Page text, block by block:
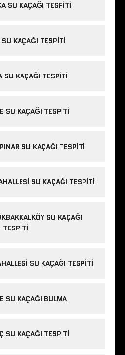
SU KAÇAĞI TESPITI
SU KAÇAĞI TESPITI
SU KAÇAĞI TESPITI
SU KAÇAĞI TESPITI
SU KAÇAĞI TESPITI
SU KAÇAĞI TESPITI
SU KAÇAĞI
TESPITI
SU KAÇAĞI TESPITI
SU KAÇAĞI BULMA
SU KAÇAĞI TESPITI